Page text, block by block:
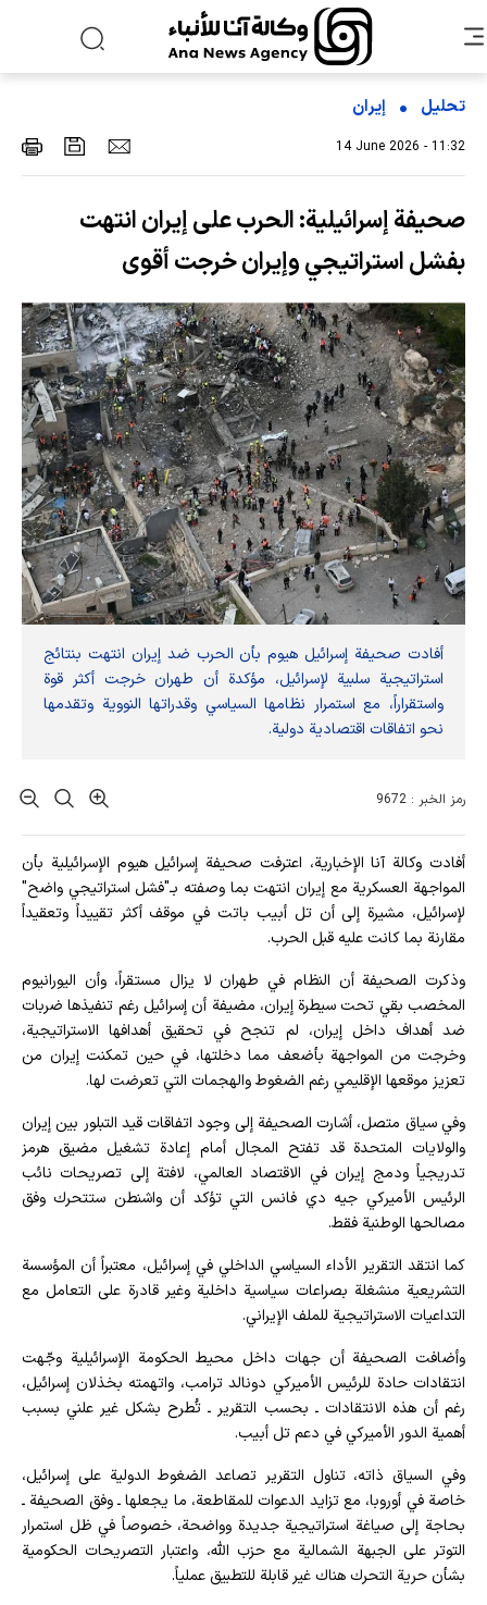
تحلیل إیران
14 June 2026 - 11:32
صحيفة إسرائيلية: الحرب على إيران انتهت
بفشل استراتيجي وإيران خرجت أقوى
أفادت صحيفة إسرائيل هيوم بأن الحرب ضد إيران انتهت بنتائج
استراتيجية سلبية لإسرائيل، مؤكدة أن طهران خرجت أكثر قوة
واستقراراً، مع استمرار نظامها السياسي وقدراتها النووية وتقدمها
نحو اتفاقات اقتصادية دولية.
رمز الخبر : 9672
أفادت وکالة آنا الإخباریة، اعترفت صحيفة إسرائيل هيوم الإسرائيلية بأن
المواجهة العسكرية مع إيران انتهت بما وصفته بـ"فشل استراتيجي واضح"
لإسرائيل، مشيرة إلى أن تل أبيب باتت في موقف أكثر تقييداً وتعقيداً
مقارنة بما كانت عليه قبل الحرب.
وذكرت الصحيفة أن النظام في طهران لا يزال مستقراً، وأن اليورانيوم
المخصب بقي تحت سيطرة إيران، مضيفة أن إسرائيل رغم تنفيذها ضربات
ضد أهداف داخل إيران، لم تنجح في تحقيق أهدافها الاستراتيجية،
وخرجت من المواجهة بأضعف مما دخلتها، في حين تمكنت إيران من
تعزيز موقعها الإقليمي رغم الضغوط والهجمات التي تعرضت لها.
وفي سياق متصل، أشارت الصحيفة إلى وجود اتفاقات قيد التبلور بين إيران
والولايات المتحدة قد تفتح المجال أمام إعادة تشغيل مضيق هرمز
تدريجياً ودمج إيران في الاقتصاد العالمي، لافتة إلى تصريحات نائب
الرئيس الأميركي جيه دي فانس التي تؤكد أن واشنطن ستتحرك وفق
مصالحها الوطنية فقط.
كما انتقد التقرير الأداء السياسي الداخلي في إسرائيل، معتبراً أن المؤسسة
التشريعية منشغلة بصراعات سياسية داخلية وغير قادرة على التعامل مع
التداعيات الاستراتيجية للملف الإيراني.
وأضافت الصحيفة أن جهات داخل محيط الحكومة الإسرائيلية وجّهت
انتقادات حادة للرئيس الأميركي دونالد ترامب، واتهمته بخذلان إسرائيل،
رغم أن هذه الانتقادات ـ بحسب التقرير ـ تُطرح بشكل غير علني بسبب
أهمية الدور الأميركي في دعم تل أبيب.
وفي السياق ذاته، تناول التقرير تصاعد الضغوط الدولية على إسرائيل،
خاصة في أوروبا، مع تزايد الدعوات للمقاطعة، ما يجعلها ـ وفق الصحيفة ـ
بحاجة إلى صياغة استراتيجية جديدة وواضحة، خصوصاً في ظل استمرار
التوتر على الجبهة الشمالية مع حزب الله، واعتبار التصريحات الحكومية
بشأن حرية التحرك هناك غير قابلة للتطبيق عملياً.